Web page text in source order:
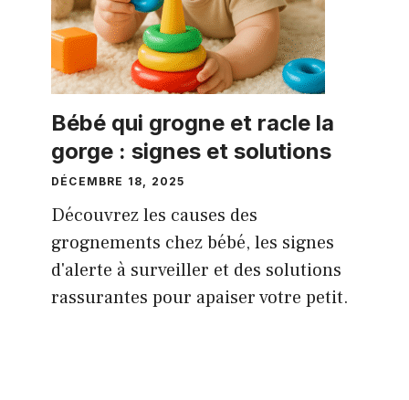
Bébé qui grogne et racle la
gorge : signes et solutions
DÉCEMBRE 18, 2025
Découvrez les causes des
grognements chez bébé, les signes
d'alerte à surveiller et des solutions
rassurantes pour apaiser votre petit.